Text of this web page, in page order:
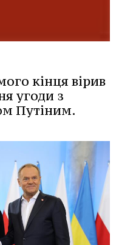
кінця вірив
угоди з
Путіним.